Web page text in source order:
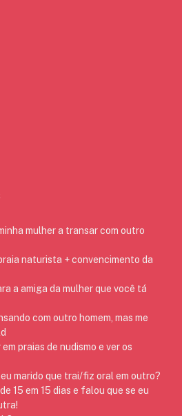
mulher a transar com outro
naturista + convencimento da
a amiga da mulher que você tá
com outro homem, mas me
praias de nudismo e ver os
marido que trai/fiz oral em outro?
15 em 15 dias e falou que se eu